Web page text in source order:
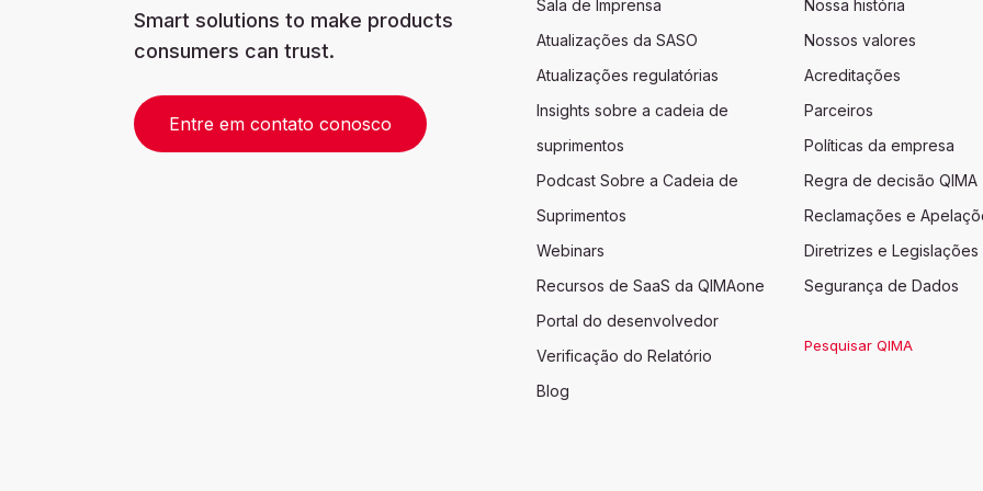
Smart solutions to make products
consumers can trust.
Entre em contato conosco
Sala de Imprensa
Atualizações da SASO
Atualizações regulatórias
Insights sobre a cadeia de
suprimentos
Podcast Sobre a Cadeia de
Suprimentos
Webinars
Recursos de SaaS da QIMAone
Portal do desenvolvedor
Verificação do Relatório
Blog
Nossa história
Nossos valores
Acreditações
Parceiros
Políticas da empresa
Regra de decisão QIMA
Reclamações e
Diretrizes e Legislações
Segurança de Dados
Pesquisar QIMA